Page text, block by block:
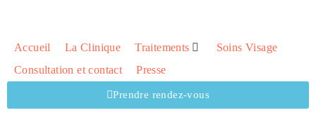
Accueil La Clinique Traitements
Soins Visage
Consultation et contact
Presse
Prendre rendez-vous